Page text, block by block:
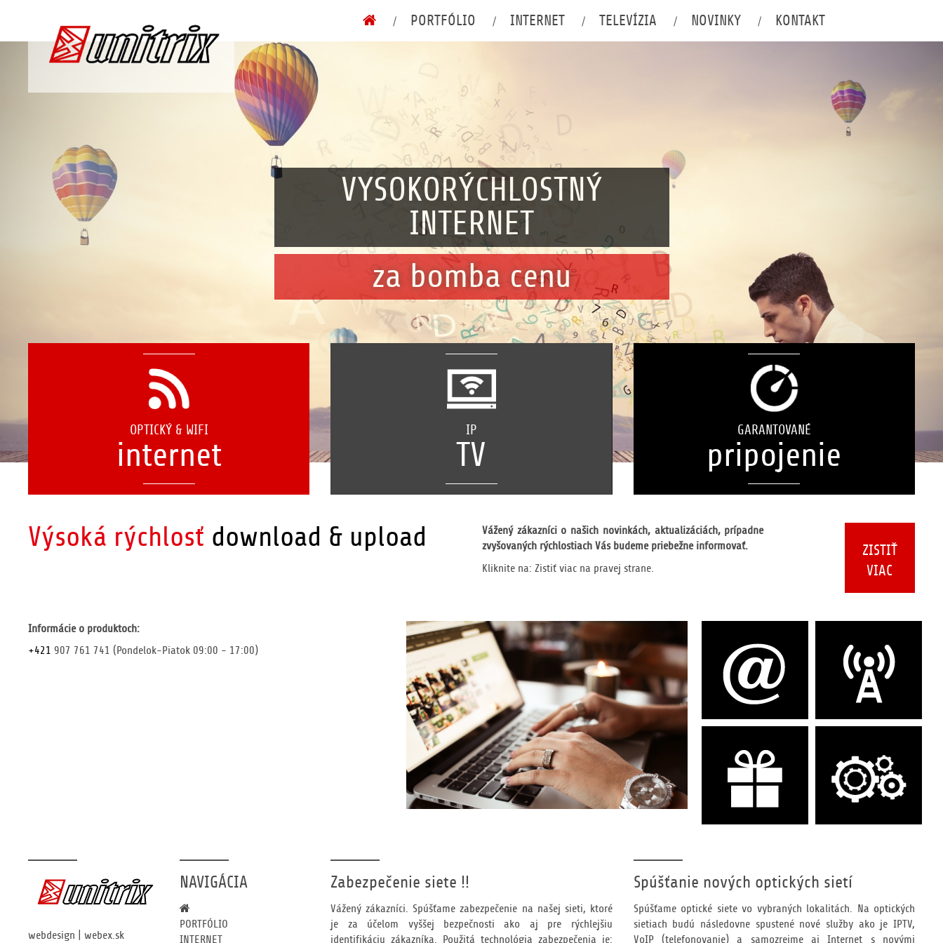
/ PORTFÓLIO / INTERNET / TELEVÍZIA / NOVINKY / KONTAKT
VYSOKORÝCHLOSTNÝ
INTERNET
za bomba cenu
OPTICKÝ & WIFI
internet
OPTICKÝ & WIFI
Kvalita, rýchlosť, stabilita, dostupnosť
IP
TV
IP
Kvalita, rýchlosť, stabilita, dostupnosť
GARANTOVANÉ
pripojenie
Výsoká rýchlosť download & upload
Vážený zákazníci o našich novinkách, aktualizáciách, prípadne
zvyšovaných rýchlostiach Vás budeme priebežne informovať.
Kliknite na: Zistiť viac na pravej strane.
ZISTIŤ
VIAC
Informácie o produktoch:
+421 907 761 741 (Pondelok-Piatok 09:00 - 17:00)
Zabezpečenie siete !!
Vážený zákazníci. Spúšťame zabezpečenie na našej sieti, ktoré
je za účelom vyššej bezpečnosti ako aj pre rýchlejšiu
identifikáciu zákazníka. Použitá technológia zabezpečenia je:
Spúšťanie nových optických sietí
Spúšťame optické siete vo vybraných lokalitách. Na optických
sietiach budú následovne spustené nové služby ako je IPTV,
VoIP (telefonovanie) a samozrejme aj Internet s novými
NAVIGÁCIA
PORTFÓLIO
INTERNET
webdesign webex.sk